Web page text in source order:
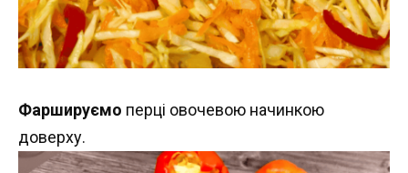
Фаршируємо перці овочевою начинкою
доверху.